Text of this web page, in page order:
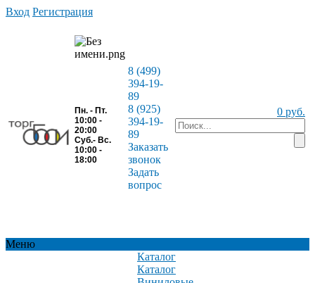
Вход Регистрация
Пн. - Пт.
10:00 -
20:00
Суб.- Вс.
10:00 -
18:00
8 (499)
394-19-
89
8 (925)
394-19-
89
Заказать
звонок
Задать
вопрос
0 руб.
Меню
Каталог
Каталог